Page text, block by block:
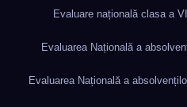
Evaluare națională clasa a
Evaluarea Națională a
Evaluarea Națională a